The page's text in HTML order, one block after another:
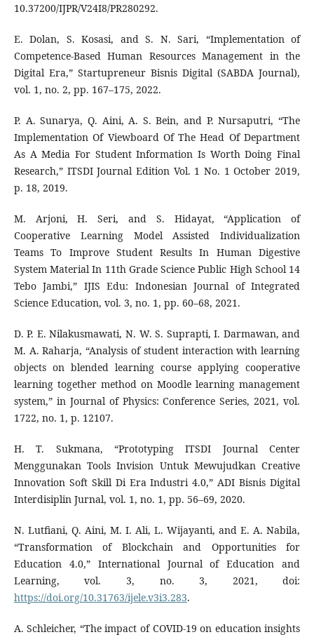
10.37200/IJPR/V24I8/PR280292.
E. Dolan, S. Kosasi, and S. N. Sari, “Implementation of
Competence-Based Human Resources Management in the
Digital Era,” Startupreneur Bisnis Digital (SABDA Journal),
vol. 1, no. 2, pp. 167–175, 2022.
P. A. Sunarya, Q. Aini, A. S. Bein, and P. Nursaputri, “The
Implementation Of Viewboard Of The Head Of Department
As A Media For Student Information Is Worth Doing Final
Research,” ITSDI Journal Edition Vol. 1 No. 1 October 2019,
p. 18, 2019.
M. Arjoni, H. Seri, and S. Hidayat, “Application of
Cooperative Learning Model Assisted Individualization
Teams To Improve Student Results In Human Digestive
System Material In 11th Grade Science Public High School 14
Tebo Jambi,” IJIS Edu: Indonesian Journal of Integrated
Science Education, vol. 3, no. 1, pp. 60–68, 2021.
D. P. E. Nilakusmawati, N. W. S. Suprapti, I. Darmawan, and
M. A. Raharja, “Analysis of student interaction with learning
objects on blended learning course applying cooperative
learning together method on Moodle learning management
system,” in Journal of Physics: Conference Series, 2021, vol.
1722, no. 1, p. 12107.
H. T. Sukmana, “Prototyping ITSDI Journal Center
Menggunakan Tools Invision Untuk Mewujudkan Creative
Innovation Soft Skill Di Era Industri 4.0,” ADI Bisnis Digital
Interdisiplin Jurnal, vol. 1, no. 1, pp. 56–69, 2020.
N. Lutfiani, Q. Aini, M. I. Ali, L. Wijayanti, and E. A. Nabila,
“Transformation of Blockchain and Opportunities for
Education 4.0,” International Journal of Education and
Learning, vol. 3, no. 3, 2021, doi:
https://doi.org/10.31763/ijele.v3i3.283.
A. Schleicher, “The impact of COVID-19 on education insights